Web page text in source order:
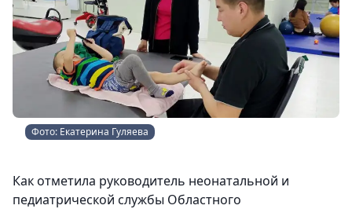
Фото: Екатерина Гуляева
Как отметила руководитель неонатальной и
педиатрической службы Областного